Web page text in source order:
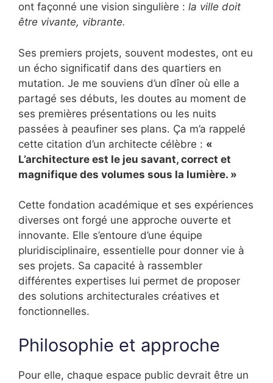
ont façonné une vision singulière : la ville doit
être vivante, vibrante.
Ses premiers projets, souvent modestes, ont eu
un écho significatif dans des quartiers en
mutation. Je me souviens d’un dîner où elle a
partagé ses débuts, les doutes au moment de
ses premières présentations ou les nuits
passées à peaufiner ses plans. Ça m’a rappelé
cette citation d’un architecte célèbre : «
L’architecture est le jeu savant, correct et
magnifique des volumes sous la lumière. »
Cette fondation académique et ses expériences
diverses ont forgé une approche ouverte et
innovante. Elle s’entoure d’une équipe
pluridisciplinaire, essentielle pour donner vie à
ses projets. Sa capacité à rassembler
différentes expertises lui permet de proposer
des solutions architecturales créatives et
fonctionnelles.
Philosophie et approche
Pour elle, chaque espace public devrait être un